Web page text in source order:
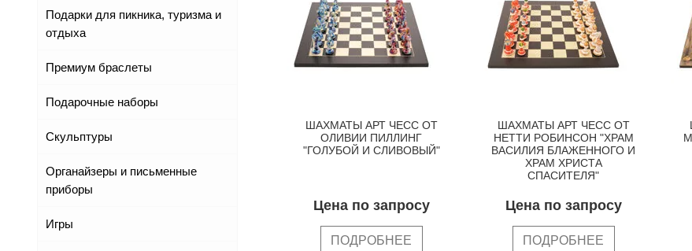
Подарки для пикника, туризма и
отдыха
Премиум браслеты
Подарочные наборы
Скульптуры
Органайзеры и письменные
приборы
Игры
ШАХМАТЫ АРТ ЧЕСС ОТ
ОЛИВИИ ПИЛЛИНГ
"ГОЛУБОЙ И СЛИВОВЫЙ"
Цена по запросу
ПОДРОБНЕЕ
ШАХМАТЫ АРТ ЧЕСС ОТ
НЕТТИ РОБИНСОН "ХРАМ
ВАСИЛИЯ БЛАЖЕННОГО И
ХРАМ ХРИСТА
СПАСИТЕЛЯ"
Цена по запросу
ПОДРОБНЕЕ